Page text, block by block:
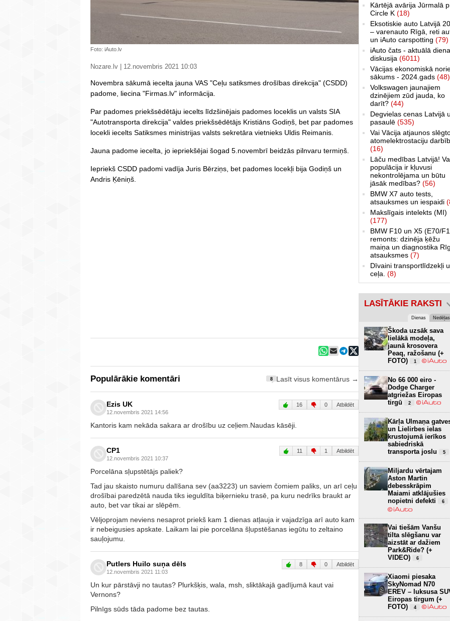
Foto: iAuto.lv
Nozare.lv | 12.novembris 2021 10:03
Novembra sākumā iecelta jauna VAS "Ceļu satiksmes drošības direkcija" (CSDD)
padome, liecina "Firmas.lv" informācija.
Par padomes priekšsēdētāju iecelts līdzšinējais padomes loceklis un valsts SIA
"Autotransporta direkcija" valdes priekšsēdētājs Kristiāns Godiņš, bet par padomes
locekli iecelts Satiksmes ministrijas valsts sekretāra vietnieks Uldis Reimanis.
Jauna padome iecelta, jo iepriekšējai šogad 5.novembrī beidzās pilnvaru termiņš.
Iepriekš CSDD padomi vadīja Juris Bērziņs, bet padomes locekļi bija Godiņš un
Andris Ķēniņš.
Populārākie komentāri 8 Lasīt visus komentārus →
Ezis UK
12.novembris 2021 14:56
16 0 Atbildēt
Kantoris kam nekāda sakara ar drošību uz ceļiem.Naudas kāsēji.
CP1
12.novembris 2021 10:37
11 1 Atbildēt
Porcelāna sļupstētājs paliek?
Tad jau skaisto numuru dalīšana sev (aa3223) un saviem čomiem paliks, un arī ceļu
drošībai paredzētā nauda tiks ieguldīta biķernieku trasē, pa kuru nedrīks braukt ar
auto, bet var tikai ar slēpēm.
Vēljoprojam neviens nesaprot priekš kam 1 dienas atļauja ir vajadzīga arī auto kam
ir nebeigusies apskate. Laikam lai pie porcelāna šļupstēšanas iegūtu to zeltaino
sauļojumu.
Putlers Huilo suņa dēls
12.novembris 2021 11:03
8 0 Atbildēt
Un kur pārstāvji no tautas? Plurkšķis, wala, msh, sliktākajā gadījumā kaut vai
Vernons?
Pilnīgs sūds tāda padome bez tautas.
Kārtējā avārija Jūrmalā
Circle K (18)
Eksotiskie auto Latvijā
– varenauto Rīgā, reti
un iAuto carspotting (79)
iAuto čats - aktuālā
diskusija (6011)
Vācijas ekonomiskā
sākums - 2024.gads (48)
Volkswagen jaunajiem
dzinējiem zūd jauda, ko
darīt? (44)
Degvielas cenas Latvijā
pasaulē (535)
Vai Vācija atjaunos
atomelektrostaciju
(16)
Lāču medības Latvijā!
populācija ir kļuvusi
nekontrolējama un būtu
jāsāk medības? (56)
BMW X7 auto tests,
atsauksmes un iespaidi
Makslīgais intelekts (MI)
(177)
BMW F10 un X5 (E70/
remonts: dzinēja ķēžu
maiņa un diagnostika
atsauksmes (7)
Dīvaini transportlīdzekļi
ceļa. (8)
LASĪTĀKIE RAKSTI
Dienas Nedēļas
Škoda uzsāk sava
lielākā modeļa,
jaunā krosovera
Peaq, ražošanu (+
FOTO)
1
No 66 000 eiro -
Dodge Charger
atgriežas Eiropas
tirgū
2
Kārļa Ulmaņa
un Lielirbes ielas
krustojumā ierīkos
sabiedriskā
transporta joslu
5
Miljardu vērtajam
Aston Martin
debesskrāpim
Maiami atklājušies
nopietni defekti
6
Vai tiešām Vanšu
tilta slēgšanu var
aizstāt ar dažiem
Park&Ride? (+
VIDEO)
6
Xiaomi piesaka
SkyNomad N70
EREV – luksusa
Eiropas tirgum (+
FOTO)
4